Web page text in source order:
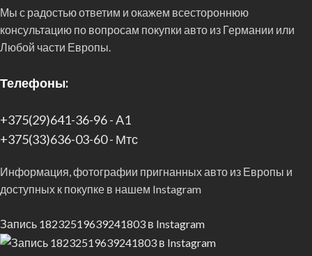
Мы с радостью ответим и окажем всестороннюю
консультацию по вопросам покупки авто из Германии или
Любой части Европы.
Телефоны:
+375(29)641-36-96 - A1
+375(33)636-03-60 - Мтс
Информация, фотографии пригнанных авто из Европы и
доступных к покупке в нашем Instagram
Запись 18232519639241803 в Instagram